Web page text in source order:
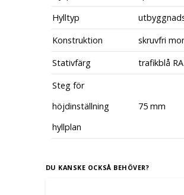
Hylltyp
Konstruktion
skruvfri
Stativfärg
trafikblå
Steg för
höjdinställning
hyllplan
75 mm
DU KANSKE OCKSÅ BEHÖVER?